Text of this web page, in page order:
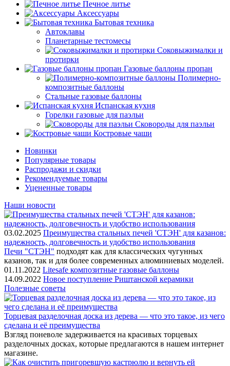
Печное литье
Аксессуары
Бытовая техника
Автоклавы
Планетарные тестомесы
Соковыжималки и
протирки
Газовые баллоны пропан
Полимерно-
композитные баллоны
Стальные газовые баллоны
Испанская кухня
Горелки газовые для паэльи
Сковороды для паэльи
Костровые чаши
Новинки
Популярные товары
Распродажи и скидки
Рекомендуемые товары
Уцененные товары
Наши новости
03.02.2025 Преимущества стальных печей 'СТЭН' для казанов:
надежность, долговечность и удобство использования
Печи "СТЭН" подходят как для классических чугунных
казанов, так и для более современных алюминиевых моделей.
01.11.2022 Litesafe композитные газовые баллоны
14.09.2022 Новое поступление Риштанской керамики
Полезные советы
Торцевая разделочная доска из дерева — что это такое, из чего
сделана и её преимущества
Взгляд поневоле задерживается на красивых торцевых
разделочных досках, которые предлагаются в нашем интернет
магазине.